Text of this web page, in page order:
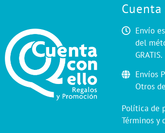
Envío
del
GRATIS.
Envíos
Otros
Política de
Términos y